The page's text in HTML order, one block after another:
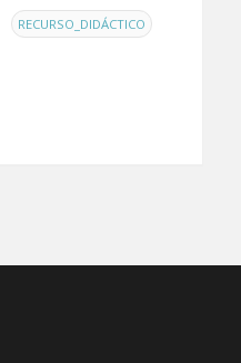
RECURSO_DIDÁCTICO ,